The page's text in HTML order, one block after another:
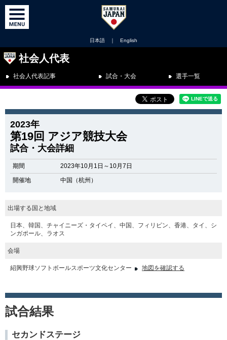
日本語 ｜ English
社会人代表
社会人代表記事 試合・大会 選手一覧
2023年
第19回 アジア競技大会
試合・大会詳細
期間
2023年10月1日～10月7日
開催地
中国（杭州）
出場する国と地域
日本、韓国、チャイニーズ・タイペイ、中国、フィリピン、 香港、タイ、シ
ンガポール、ラオス
会場
紹興野球ソフトボールスポーツ文化センター 地図を確認する
試合結果
セカンドステージ